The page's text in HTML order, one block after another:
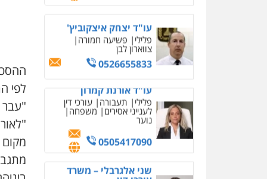
פלילי פשיעה חמורה
מעצרים וחקירות
0544712201
עו"ד בועז קניג
פלילי משפחה כלכלי צבאי
0507003001
עו"ד אייל בסרגליק
פלילי כלכלי צווארון לבן
עורכי דין לענייני אסירים
לפי
"עבר